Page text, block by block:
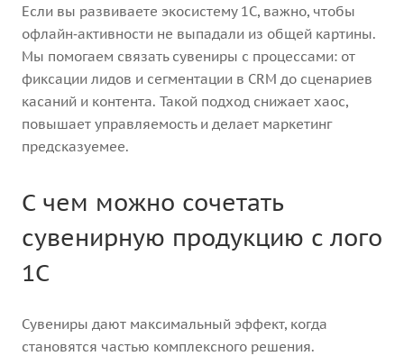
Если вы развиваете экосистему 1С, важно, чтобы
офлайн‑активности не выпадали из общей картины.
Мы помогаем связать сувениры с процессами: от
фиксации лидов и сегментации в CRM до сценариев
касаний и контента. Такой подход снижает хаос,
повышает управляемость и делает маркетинг
предсказуемее.
С чем можно сочетать
сувенирную продукцию с лого
1С
Сувениры дают максимальный эффект, когда
становятся частью комплексного решения.